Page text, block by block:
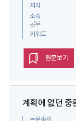
저자
소속
본부
키워드
원문보기
계획에 없던 중